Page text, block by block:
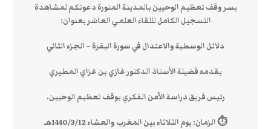
يسر وقف تعظيم الوحيين بالمدينة المنورة دعوتكم لمشاهدة
التسجيل الكامل لللقاء العلمي العاشر بعنوان:
دلائل الوسطية والاعتدال في سورة البقرة – الجزء الثاني
يقدمه فضيلة الأستاذ الدكتور غازي بن غزاي المطيري
رئيس فريق دراسة الأمن الفكري بوقف تعظيم الوحيين.
⏱ الزمان: يوم الثلاثاء بين المغرب والعشاء 1440/3/12هـ